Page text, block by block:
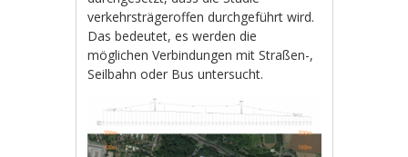
verkehrsträgeroffen durchgeführt wird.
Das bedeutet, es werden die
möglichen Verbindungen mit Straßen-,
Seilbahn oder Bus untersucht.